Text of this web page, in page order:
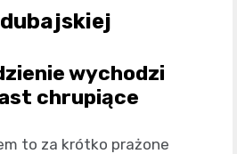
wychodzi
chrupiące
to za krótko prażone